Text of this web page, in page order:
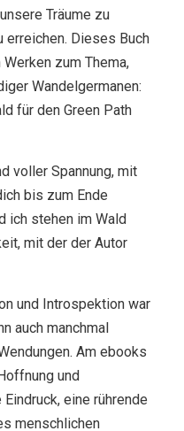
Träume zu
Dieses Buch
zum Thema,
Wandelgermanen:
für den Green Path
voller Spannung, mit
bis zum Ende
ich stehen im Wald
mit der der Autor
und Introspektion war
auch manchmal
Am ebooks
und
eine rührende
menschlichen